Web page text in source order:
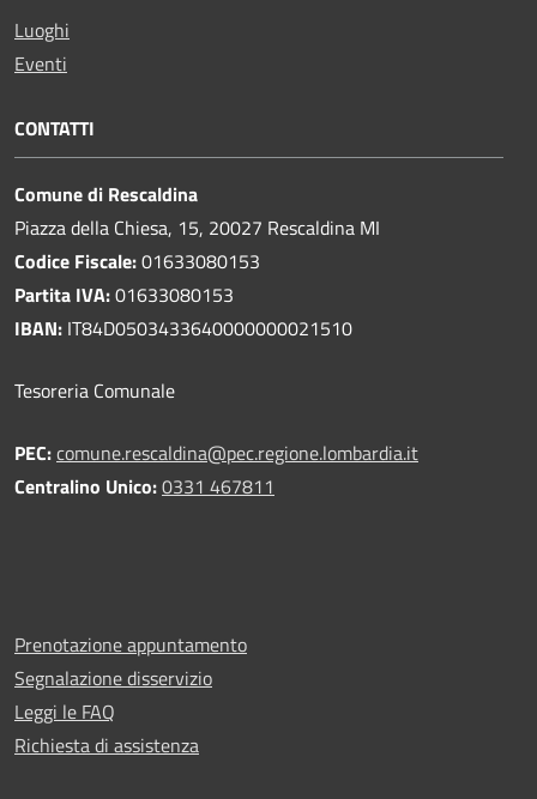
Luoghi
Eventi
CONTATTI
Comune di Rescaldina
Piazza della Chiesa, 15, 20027 Rescaldina MI
Codice Fiscale:01633080153
Partita IVA:01633080153
IBAN: IT84D0503433640000000021510
Tesoreria Comunale
PEC:comune.rescaldina@pec.regione.lombardia.it
Centralino Unico:0331 467811
Prenotazione appuntamento
Segnalazione disservizio
Leggi le FAQ
Richiesta di assistenza